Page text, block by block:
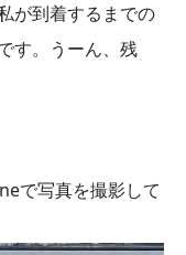
が到着するまでの
す。うーん、残
で写真を撮影して